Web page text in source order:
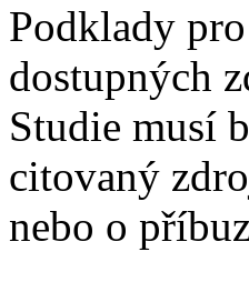
Podklady
dostupných
Studie musí
citovaný
nebo o